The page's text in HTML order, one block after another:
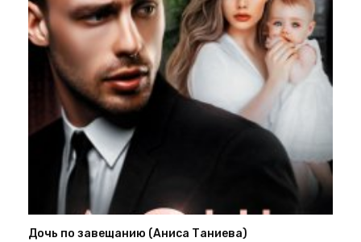
Дочь по завещанию (Аниса Таниева)